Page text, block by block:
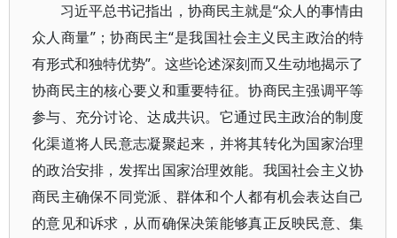
习近平总书记指出，协商民主就是“众人的事情由
众人商量”；协商民主“是我国社会主义民主政治的特
有形式和独特优势”。这些论述深刻而又生动地揭示了
协商民主的核心要义和重要特征。协商民主强调平等
参与、充分讨论、达成共识。它通过民主政治的制度
化渠道将人民意志凝聚起来，并将其转化为国家治理
的政治安排，发挥出国家治理效能。我国社会主义协
商民主确保不同党派、群体和个人都有机会表达自己
的意见和诉求，从而确保决策能够真正反映民意、集